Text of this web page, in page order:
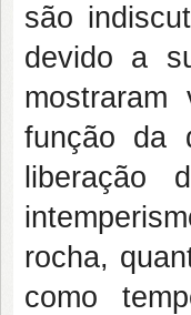
são
devido a
função da
liberação
rocha,
como